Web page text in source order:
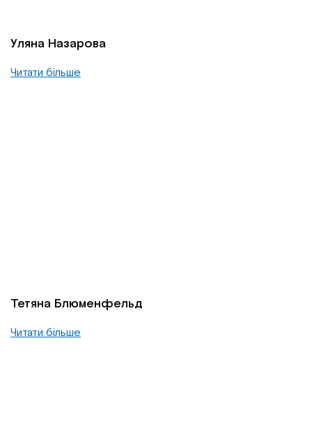
Уляна Назарова
Читати більше
Тетяна Блюменфельд
Читати більше